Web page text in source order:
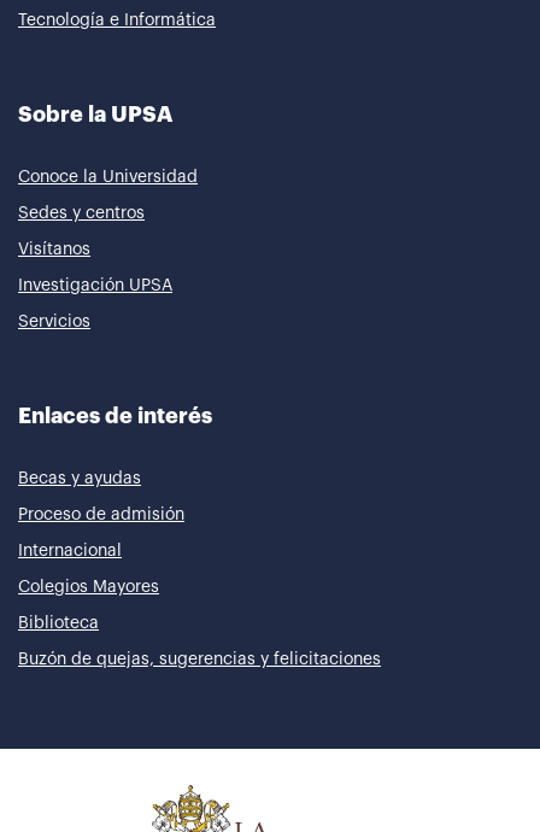
Tecnología e Informática
Sobre la UPSA
Conoce la Universidad
Sedes y centros
Visítanos
Investigación UPSA
Servicios
Enlaces de interés
Becas y ayudas
Proceso de admisión
Internacional
Colegios Mayores
Biblioteca
Buzón de quejas, sugerencias y felicitaciones